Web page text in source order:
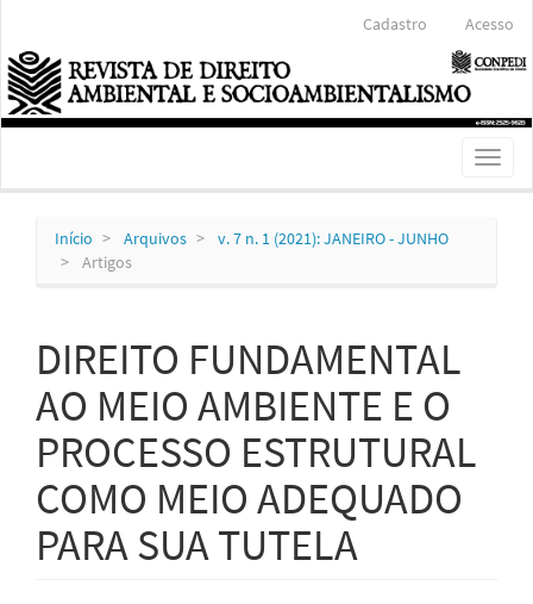
Conteúdo
principal
Barra
Lateral
Cadastro Acesso
Toggle
Início Arquivos
v. 7 n. 1 (2021): JANEIRO - JUNHO
Artigos
DIREITO FUNDAMENTAL
AO MEIO AMBIENTE E O
PROCESSO ESTRUTURAL
COMO MEIO ADEQUADO
PARA SUA TUTELA